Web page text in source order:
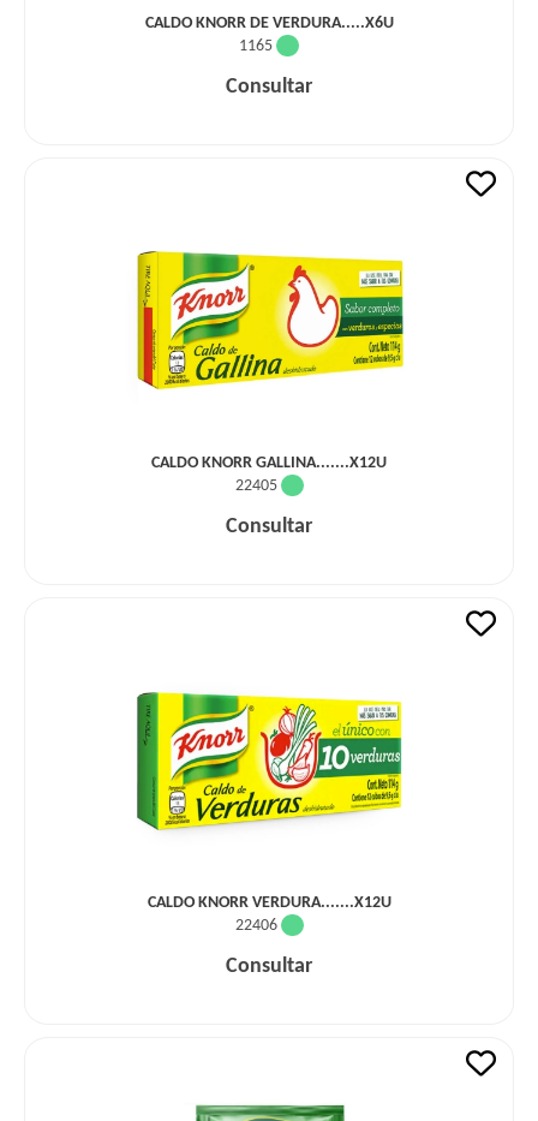
CALDO KNORR DE VERDURA.....X6U
1165
Consultar
CALDO KNORR GALLINA.......X12U
22405
Consultar
CALDO KNORR VERDURA.......X12U
22406
Consultar